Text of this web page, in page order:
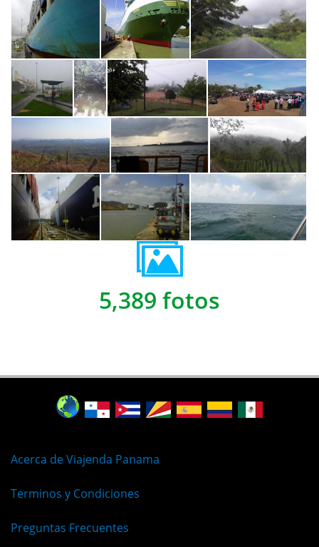
5,389 fotos
Acerca de Viajenda Panama
Terminos y Condiciones
Preguntas Frecuentes